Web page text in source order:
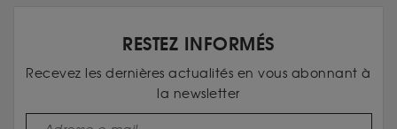
RESTEZ INFORMÉS
Recevez les dernières actualités en vous abonnant à
la newsletter